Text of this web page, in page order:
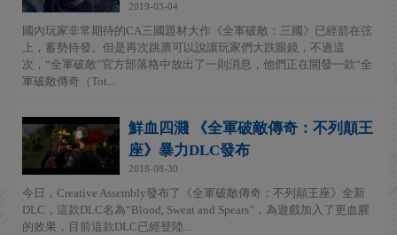
2019-03-04
國內玩家非常期待的CA三國題材大作《全軍破敵：三國》已經箭在弦
上，蓄勢待發。但是再次跳票可以說讓玩家們大跌眼鏡，不過這
次，“全軍破敵”官方部落格中放出了一則消息，他們正在開發一款“全
軍破敵傳奇（Tot...
鮮血四濺 《全軍破敵傳奇：不列顛王
座》暴力DLC發布
2018-08-30
今日，Creative Assembly發布了《全軍破敵傳奇：不列顛王座》全新
DLC，這款DLC名為“Blood, Sweat and Spears”，為遊戲加入了更血腥
的效果，目前這款DLC已經登陸...